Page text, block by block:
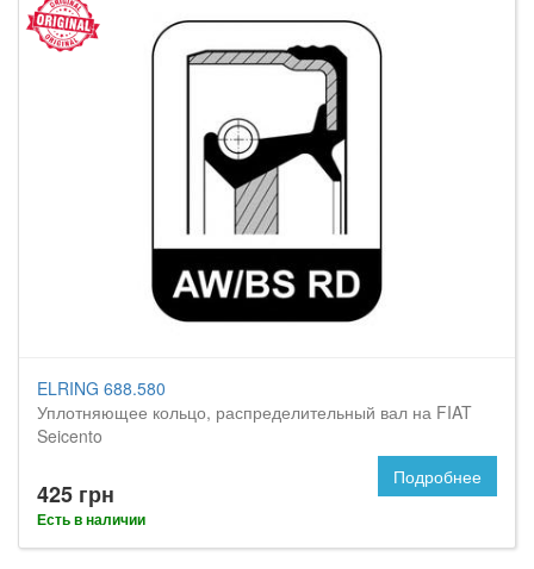
ELRING 688.580
Уплотняющее кольцо, распределительный вал на FIAT
Seicento
425 грн
Есть в наличии
Подробнее